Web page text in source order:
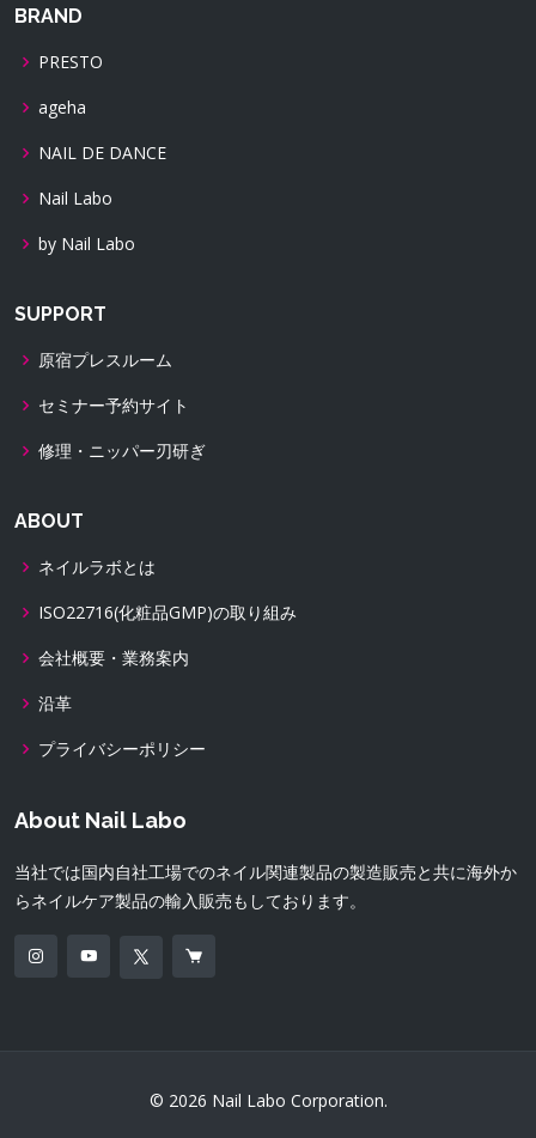
BRAND
PRESTO
ageha
NAIL DE DANCE
Nail Labo
by Nail Labo
SUPPORT
原宿プレスルーム
セミナー予約サイト
修理・ニッパー刃研ぎ
ABOUT
ネイルラボとは
ISO22716(化粧品GMP)の取り組み
会社概要・業務案内
沿革
プライバシーポリシー
About Nail Labo
当社では国内自社工場でのネイル関連製品の製造販売と共に海外か
らネイルケア製品の輸入販売もしております。
© 2026 Nail Labo Corporation.